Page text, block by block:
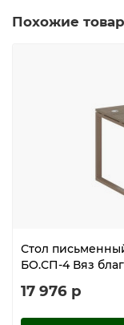
Похожие
Стол
БО.СП-4 Вяз
17 976 р